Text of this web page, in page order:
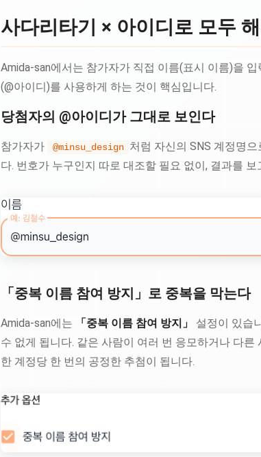
사다리타기 × 아이디로 모두
Amida-san에서는 참가자가 직접 이름(표시 이름)을
(@아이디)를 사용하게 하는 것이 핵심입니다.
당첨자의 @아이디가 그대로 보인다
참가자가 @minsu_design 처럼 자신의 SNS 계정명
다. 번호가 누구인지 따로 대조할 필요 없이, 결과를
「중복 이름 참여 방지」로 중복을 막는다
Amida-san에는 「중복 이름 참여 방지」
설정이 있습
수 없게 됩니다. 같은 사람이 여러 번 응모하거나 다
한 계정당 한 번의 공정한 추첨이 됩니다.